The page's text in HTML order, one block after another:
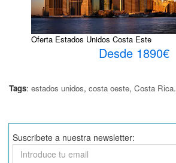
Oferta Estados Unidos Costa Este
Desde 1890€
Tags: estados unidos, costa oeste, Costa Rica.
Suscribete a nuestra newsletter:
Suscribete